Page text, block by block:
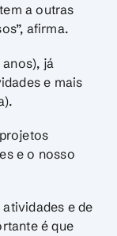
a outras
afirma.
já
e mais
e o nosso
e de
é que